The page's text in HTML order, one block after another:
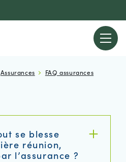
Assurances FAQ assurances
se blesse
réunion,
l’assurance ?